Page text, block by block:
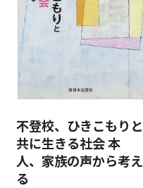
不登校、ひきこもりと
共に生きる社会 本
人、家族の声から考え
る